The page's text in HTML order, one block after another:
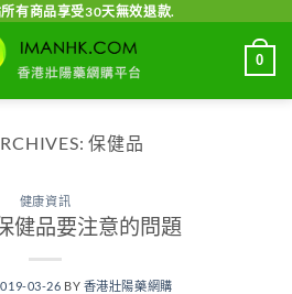
有商品享受30天無效退款.
0
保健品
健康資訊
健品要注意的問題
03-26 BY 香港壯陽藥網購